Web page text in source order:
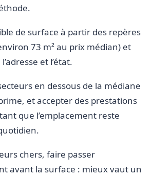
de surface à partir des repères
73 m² au prix médian) et
et l’état.
en dessous de la médiane
et accepter des prestations
que l’emplacement reste
chers, faire passer
avant la surface : mieux vaut un